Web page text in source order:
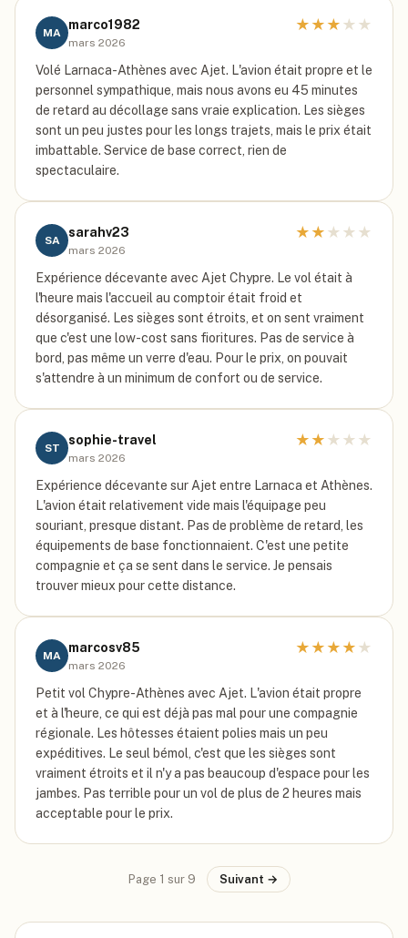
MA
marco1982
mars 2026
★ ★ ★ ★ ★
Volé Larnaca-Athènes avec Ajet. L'avion était propre et le
personnel sympathique, mais nous avons eu 45 minutes
de retard au décollage sans vraie explication. Les sièges
sont un peu justes pour les longs trajets, mais le prix était
imbattable. Service de base correct, rien de
spectaculaire.
SA
sarahv23
mars 2026
★ ★ ★ ★ ★
Expérience décevante avec Ajet Chypre. Le vol était à
l'heure mais l'accueil au comptoir était froid et
désorganisé. Les sièges sont étroits, et on sent vraiment
que c'est une low-cost sans fioritures. Pas de service à
bord, pas même un verre d'eau. Pour le prix, on pouvait
s'attendre à un minimum de confort ou de service.
ST
sophie-travel
mars 2026
★ ★ ★ ★ ★
Expérience décevante sur Ajet entre Larnaca et Athènes.
L'avion était relativement vide mais l'équipage peu
souriant, presque distant. Pas de problème de retard, les
équipements de base fonctionnaient. C'est une petite
compagnie et ça se sent dans le service. Je pensais
trouver mieux pour cette distance.
MA
marcosv85
mars 2026
★ ★ ★ ★ ★
Petit vol Chypre-Athènes avec Ajet. L'avion était propre
et à l'heure, ce qui est déjà pas mal pour une compagnie
régionale. Les hôtesses étaient polies mais un peu
expéditives. Le seul bémol, c'est que les sièges sont
vraiment étroits et il n'y a pas beaucoup d'espace pour les
jambes. Pas terrible pour un vol de plus de 2 heures mais
acceptable pour le prix.
Page 1 sur 9 Suivant →